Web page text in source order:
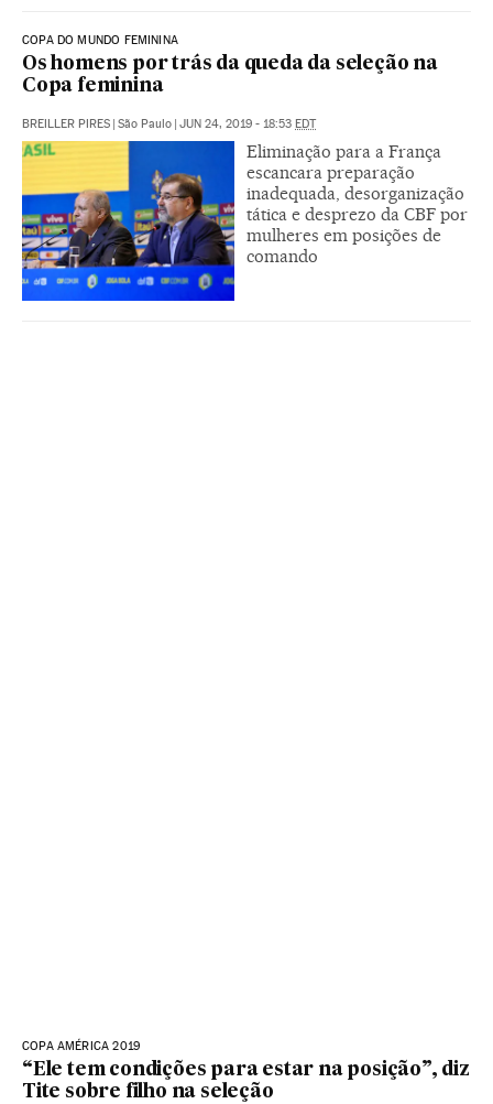
COPA DO MUNDO FEMININA
Os homens por trás da queda da seleção na
Copa feminina
BREILLER PIRES | São Paulo | JUN 24, 2019 - 18:53 EDT
Eliminação para a França
escancara preparação
inadequada, desorganização
tática e desprezo da CBF por
mulheres em posições de
comando
COPA AMÉRICA 2019
“Ele tem condições para estar na posição”, diz
Tite sobre filho na seleção